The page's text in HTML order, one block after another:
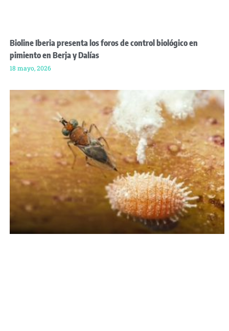
Bioline Iberia presenta los foros de control biológico en
pimiento en Berja y Dalías
18 mayo, 2026